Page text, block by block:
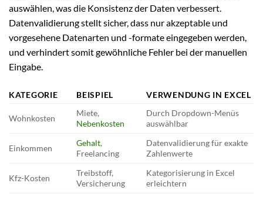
auswählen, was die Konsistenz der Daten verbessert.
Datenvalidierung stellt sicher, dass nur akzeptable und
vorgesehene Datenarten und -formate eingegeben werden,
und verhindert somit gewöhnliche Fehler bei der manuellen
Eingabe.
KATEGORIE BEISPIEL VERWENDUNG IN EXCEL
Wohnkosten
Miete,
Nebenkosten
Durch Dropdown-Menüs
auswählbar
Einkommen
Gehalt,
Freelancing
Datenvalidierung für exakte
Zahlenwerte
Kfz-Kosten
Treibstoff,
Versicherung
Kategorisierung in Excel
erleichtern